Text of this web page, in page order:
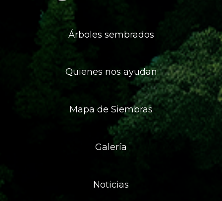
Árboles sembrados
Quienes nos ayudan
Mapa de Siembras
Galería
Noticias